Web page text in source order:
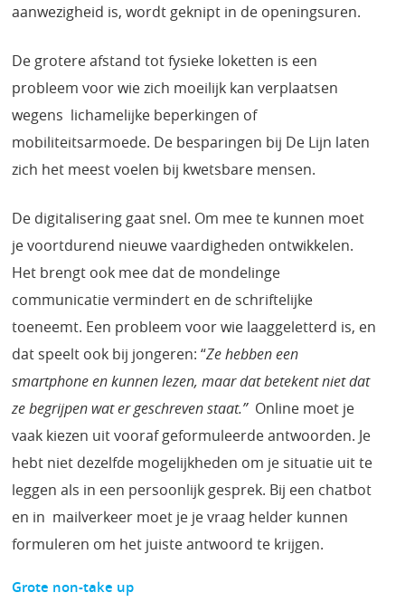
aanwezigheid is, wordt geknipt in de openingsuren.
De grotere afstand tot fysieke loketten is een
probleem voor wie zich moeilijk kan verplaatsen
wegens lichamelijke beperkingen of
mobiliteitsarmoede. De besparingen bij De Lijn laten
zich het meest voelen bij kwetsbare mensen.
De digitalisering gaat snel. Om mee te kunnen moet
je voortdurend nieuwe vaardigheden ontwikkelen.
Het brengt ook mee dat de mondelinge
communicatie vermindert en de schriftelijke
toeneemt. Een probleem voor wie laaggeletterd is, en
dat speelt ook bij jongeren: “Ze hebben een
smartphone en kunnen lezen, maar dat betekent niet dat
ze begrijpen wat er geschreven staat.”Online moet je
vaak kiezen uit vooraf geformuleerde antwoorden. Je
hebt niet dezelfde mogelijkheden om je situatie uit te
leggen als in een persoonlijk gesprek. Bij een chatbot
en in mailverkeer moet je je vraag helder kunnen
formuleren om het juiste antwoord te krijgen.
Grote non-take up